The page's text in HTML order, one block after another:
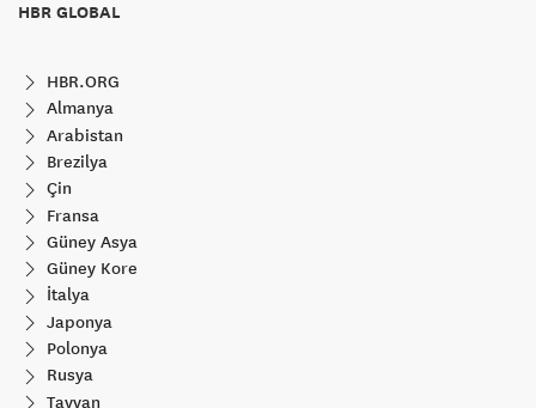
HBR GLOBAL
HBR.ORG
Almanya
Arabistan
Brezilya
Çin
Fransa
Güney Asya
Güney Kore
İtalya
Japonya
Polonya
Rusya
Tayvan